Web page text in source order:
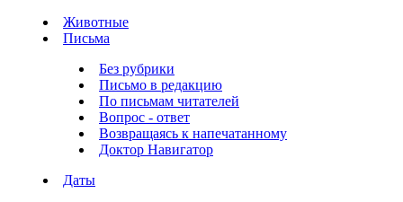
Животные
Письма
Без рубрики
Письмо в редакцию
По письмам читателей
Вопрос - ответ
Возвращаясь к напечатанному
Доктор Навигатор
Даты